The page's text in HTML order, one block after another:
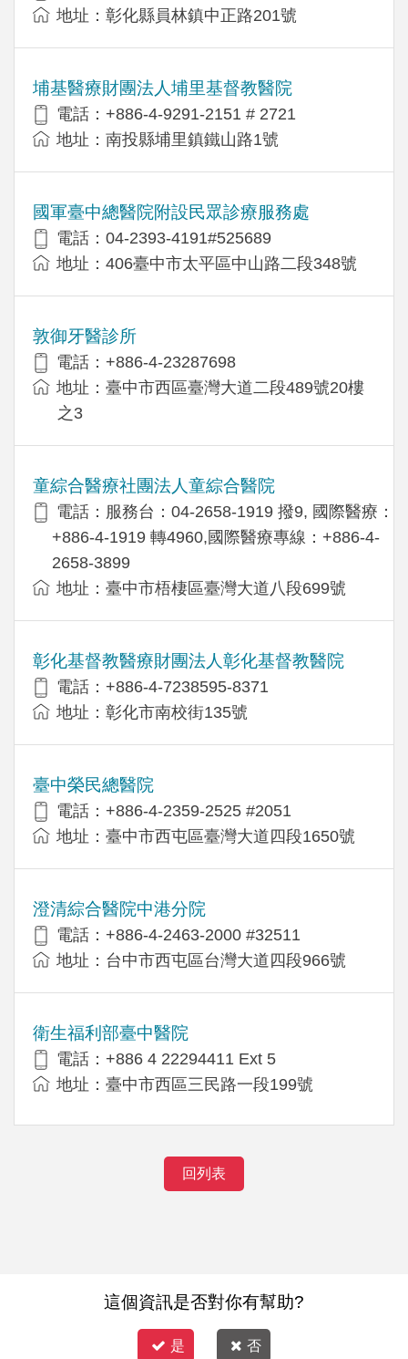
地址：彰化縣員林鎮中正路201號
埔基醫療財團法人埔里基督教醫院
電話：+886-4-9291-2151 # 2721
地址：南投縣埔里鎮鐵山路1號
國軍臺中總醫院附設民眾診療服務處
電話：04-2393-4191#525689
地址：406臺中市太平區中山路二段348號
敦御牙醫診所
電話：+886-4-23287698
地址：臺中市西區臺灣大道二段489號20樓
之3
童綜合醫療社團法人童綜合醫院
電話：服務台：04-2658-1919 撥9, 國際醫療：
+886-4-1919 轉4960,國際醫療專線：+886-4-
2658-3899
地址：臺中市梧棲區臺灣大道八段699號
彰化基督教醫療財團法人彰化基督教醫院
電話：+886-4-7238595-8371
地址：彰化市南校街135號
臺中榮民總醫院
電話：+886-4-2359-2525 #2051
地址：臺中市西屯區臺灣大道四段1650號
澄清綜合醫院中港分院
電話：+886-4-2463-2000 #32511
地址：台中市西屯區台灣大道四段966號
衛生福利部臺中醫院
電話：+886 4 22294411 Ext 5
地址：臺中市西區三民路一段199號
回列表
這個資訊是否對你有幫助?
是 否